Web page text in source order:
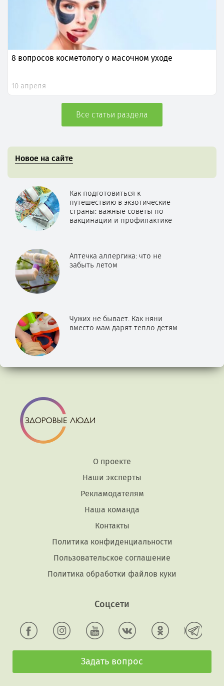
8 вопросов косметологу о масочном уходе
10 апреля
Все статьи раздела
Новое на сайте
Как подготовиться к
путешествию в экзотические
страны: важные советы по
вакцинации и профилактике
Аптечка аллергика: что не
забыть летом
Чужих не бывает. Как няни
вместо мам дарят тепло детям
О проекте
Наши эксперты
Рекламодателям
Наша команда
Контакты
Политика конфиденциальности
Пользовательское соглашение
Политика обработки файлов куки
Соцсети
Задать вопрос